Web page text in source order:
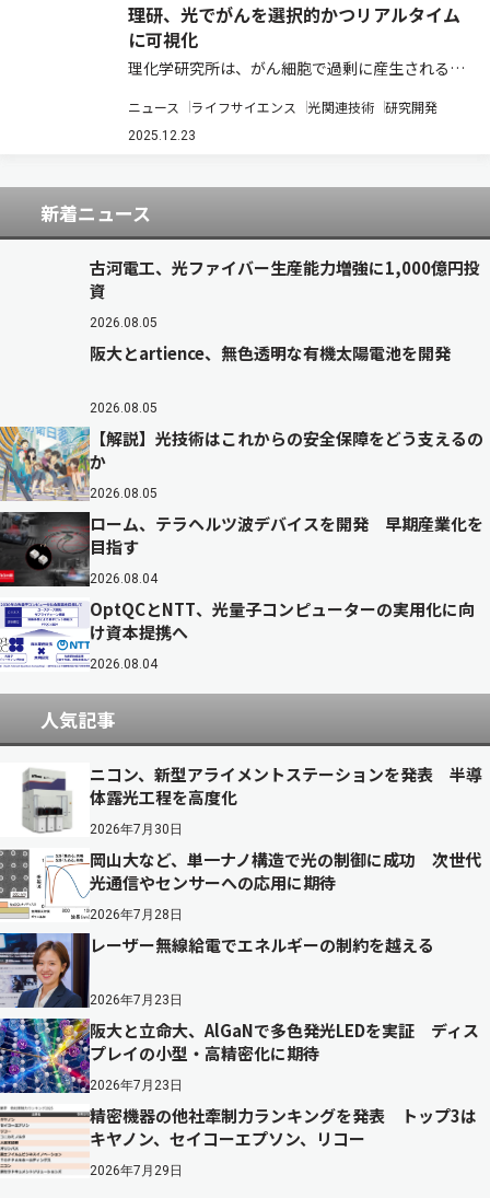
理研、光でがんを選択的かつリアルタイム
に可視化
理化学研究所は、がん細胞で過剰に産生される代
リマーを自発的に合成できる革新的なポリマー化
技術の開発に成功した（ニュースリリース）。 生
ニュース ライフサイエンス 光関連技術 研究開発
2025.12.23
新着ニュース
古河電工、光ファイバー生産能力増強に1,000億円投
資
2026.08.05
阪大とartience、無色透明な有機太陽電池を開発
2026.08.05
【解説】光技術はこれからの安全保障をどう支えるの
か
2026.08.05
ローム、テラヘルツ波デバイスを開発 早期産業化を
目指す
2026.08.04
OptQCとNTT、光量子コンピューターの実用化に向
け資本提携へ
2026.08.04
人気記事
ニコン、新型アライメントステーションを発表 半導
体露光工程を高度化
2026年7月30日
岡山大など、単一ナノ構造で光の制御に成功 次世代
光通信やセンサーへの応用に期待
2026年7月28日
レーザー無線給電でエネルギーの制約を越える
2026年7月23日
阪大と立命大、AlGaNで多色発光LEDを実証 ディス
プレイの小型・高精密化に期待
2026年7月23日
精密機器の他社牽制力ランキングを発表 トップ3は
キヤノン、セイコーエプソン、リコー
2026年7月29日